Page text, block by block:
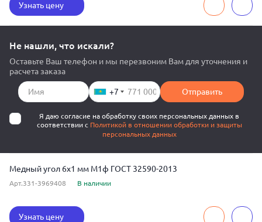
Узнать цену
Не нашли, что искали?
Оставьте Ваш телефон и мы перезвоним Вам для уточнения и
расчета заказа
+7 Отправить
Я даю согласие на обработку своих персональных данных в
соответствии с Политикой в отношении обработки и защиты
персональных данных
Медный угол 6x1 мм М1ф ГОСТ 32590-2013
Арт.331-3969408 В наличии
Узнать цену